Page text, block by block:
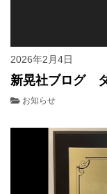
2026年2月4日
新晃社ブログ
お知らせ